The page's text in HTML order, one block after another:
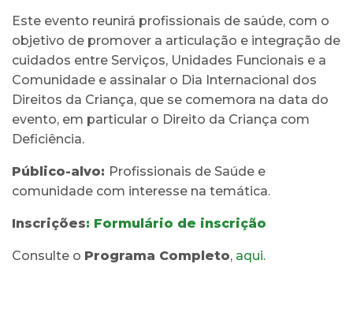
Este evento reunirá profissionais de saúde, com o
objetivo de promover a articulação e integração de
cuidados entre Serviços, Unidades Funcionais e a
Comunidade e assinalar o Dia Internacional dos
Direitos da Criança, que se comemora na data do
evento, em particular o Direito da Criança com
Deficiência.
Público-alvo: Profissionais de Saúde e
comunidade com interesse na temática.
Inscrições: Formulário de inscrição
Consulte o Programa Completo, aqui.